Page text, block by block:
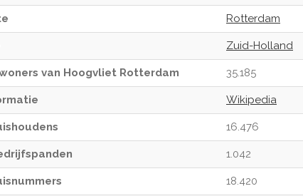
Rotterdam
Zuid-Holland
van Hoogvliet Rotterdam 35.185
Wikipedia
16.476
1.042
18.420